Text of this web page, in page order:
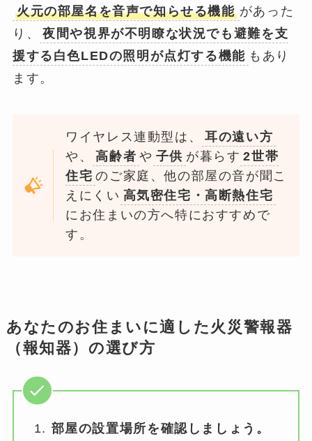
火元の部屋名を音声で知らせる機能 があった
り、
夜間や視界が不明瞭な状況でも避難を支
援する白色LEDの照明が点灯する機能 もあり
ます。
ワイヤレス連動型は、
耳の遠い方
や、
高齢者 や 子供 が暮らす 2世帯
住宅 のご家庭、他の部屋の音が聞こ
えにくい 高気密住宅・高断熱住宅
にお住まいの方へ特におすすめで
す。
あなたのお住まいに適した火災警報器
（報知器）の選び方
部屋の設置場所を確認しましょう。